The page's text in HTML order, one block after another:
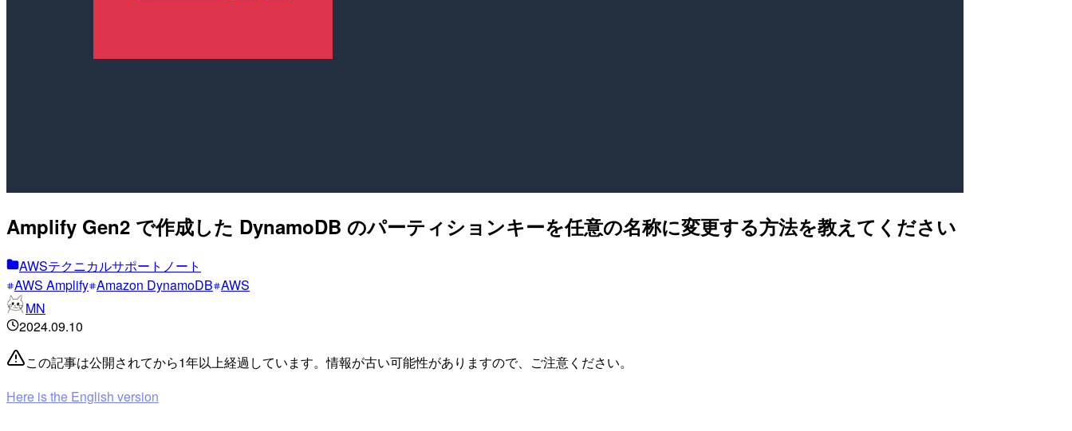
Amplify Gen2 で作成した DynamoDB のパーティションキーを任意の名称に変更する方法を教えてください
AWSテクニカルサポートノート
AWS Amplify Amazon DynamoDB AWS
MN
2024.09.10
この記事は公開されてから1年以上経過しています。情報が古い可能性がありますので、ご注意ください。
Here is the English version